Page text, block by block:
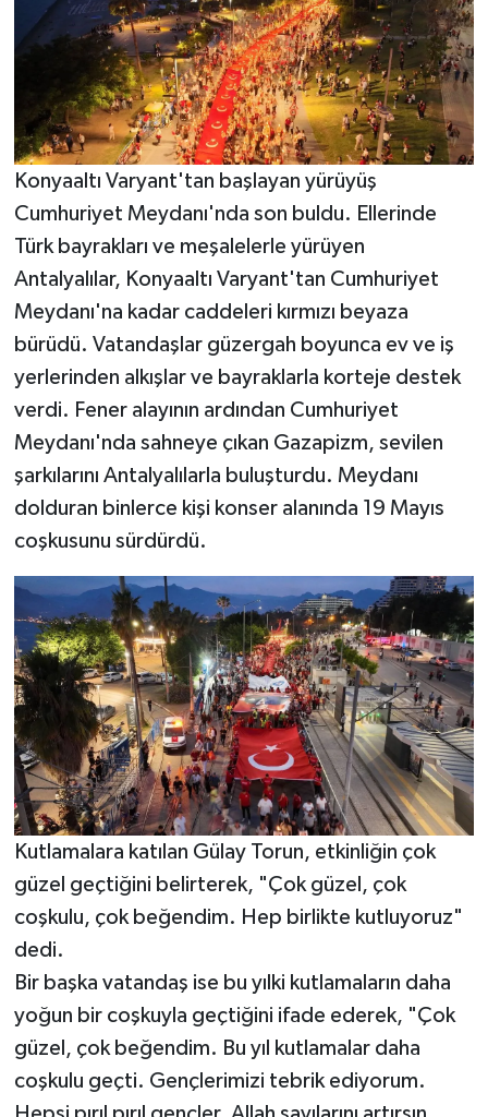
Konyaaltı Varyant'tan başlayan yürüyüş
Cumhuriyet Meydanı'nda son buldu. Ellerinde
Türk bayrakları ve meşalelerle yürüyen
Antalyalılar, Konyaaltı Varyant'tan Cumhuriyet
Meydanı'na kadar caddeleri kırmızı beyaza
bürüdü. Vatandaşlar güzergah boyunca ev ve iş
yerlerinden alkışlar ve bayraklarla korteje destek
verdi. Fener alayının ardından Cumhuriyet
Meydanı'nda sahneye çıkan Gazapizm, sevilen
şarkılarını Antalyalılarla buluşturdu. Meydanı
dolduran binlerce kişi konser alanında 19 Mayıs
coşkusunu sürdürdü.
Kutlamalara katılan Gülay Torun, etkinliğin çok
güzel geçtiğini belirterek, "Çok güzel, çok
coşkulu, çok beğendim. Hep birlikte kutluyoruz"
dedi.
Bir başka vatandaş ise bu yılki kutlamaların daha
yoğun bir coşkuyla geçtiğini ifade ederek, "Çok
güzel, çok beğendim. Bu yıl kutlamalar daha
coşkulu geçti. Gençlerimizi tebrik ediyorum.